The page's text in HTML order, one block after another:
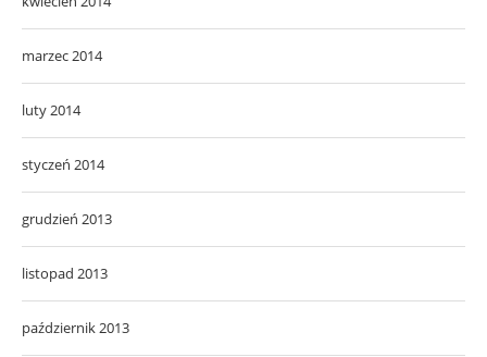
marzec 2014
luty 2014
styczeń 2014
grudzień 2013
listopad 2013
październik 2013